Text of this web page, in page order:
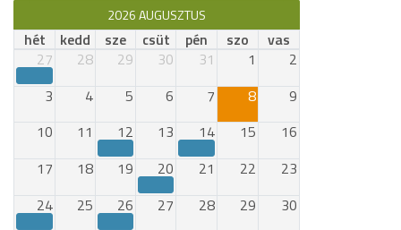
2026 AUGUSZTUS
hét kedd sze csüt pén szo
vas
27
28 29 30 31 1
2
3
4 5 6 7 8
9
10
11 12 13 14 15
16
17
18 19 20 21 22
23
24
25 26 27 28 29
30